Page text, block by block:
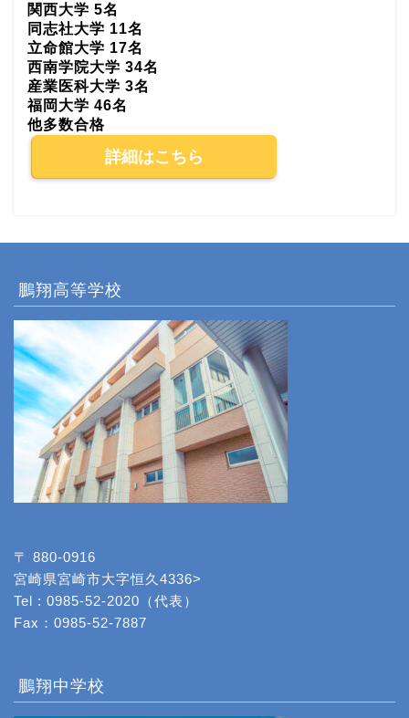
関西大学 5名
同志社大学 11名
立命館大学 17名
西南学院大学 34名
産業医科大学 3名
福岡大学 46名
他多数合格
詳細はこちら
鵬翔高等学校
〒 880-0916
宮崎県宮崎市大字恒久4336>
Tel : 0985-52-2020（代表）
Fax：0985-52-7887
鵬翔中学校